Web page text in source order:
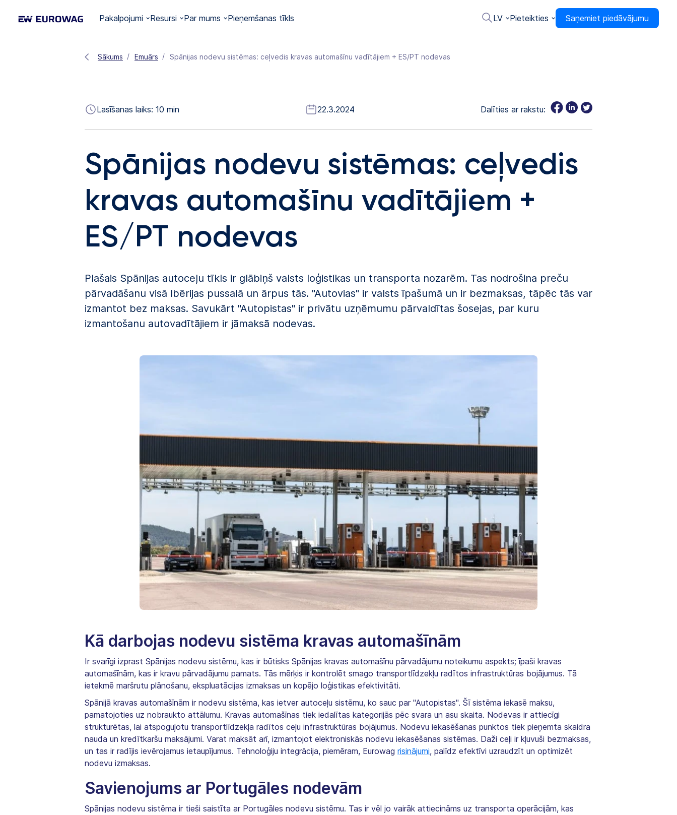
Pakalpojumi Resursi Par mums Pieņemšanas tīkls LV Pieteikties Saņemiet piedāvājumu
Sākums Emuārs Spānijas nodevu sistēmas: ceļvedis kravas automašīnu vadītājiem + ES/PT nodevas
Lasīšanas laiks: 10 min 22.3.2024 Dalīties ar rakstu:
Spānijas nodevu sistēmas: ceļvedis
kravas automašīnu vadītājiem +
ES/PT nodevas
Plašais Spānijas autoceļu tīkls ir glābiņš valsts loģistikas un transporta nozarēm. Tas nodrošina preču
pārvadāšanu visā Ibērijas pussalā un ārpus tās. "Autovias" ir valsts īpašumā un ir bezmaksas, tāpēc tās var
izmantot bez maksas. Savukārt "Autopistas" ir privātu uzņēmumu pārvaldītas šosejas, par kuru
izmantošanu autovadītājiem ir jāmaksā nodevas.
Kā darbojas nodevu sistēma kravas automašīnām
Ir svarīgi izprast Spānijas nodevu sistēmu, kas ir būtisks Spānijas kravas automašīnu pārvadājumu noteikumu aspekts; īpaši kravas
automašīnām, kas ir kravu pārvadājumu pamats. Tās mērķis ir kontrolēt smago transportlīdzekļu radītos infrastruktūras bojājumus. Tā
ietekmē maršrutu plānošanu, ekspluatācijas izmaksas un kopējo loģistikas efektivitāti.
Spānijā kravas automašīnām ir nodevu sistēma, kas ietver autoceļu sistēmu, ko sauc par "Autopistas". Šī sistēma iekasē maksu,
pamatojoties uz nobraukto attālumu. Kravas automašīnas tiek iedalītas kategorijās pēc svara un asu skaita. Nodevas ir attiecīgi
strukturētas, lai atspoguļotu transportlīdzekļa radītos ceļu infrastruktūras bojājumus. Nodevu iekasēšanas punktos tiek pieņemta skaidra
nauda un kredītkaršu maksājumi. Varat maksāt arī, izmantojot elektroniskās nodevu iekasēšanas sistēmas. Daži ceļi ir kļuvuši bezmaksas,
un tas ir radījis ievērojamus ietaupījumus. Tehnoloģiju integrācija, piemēram, Eurowag risinājumi, palīdz efektīvi uzraudzīt un optimizēt
nodevu izmaksas.
Savienojums ar Portugāles nodevām
Spānijas nodevu sistēma ir tieši saistīta ar Portugāles nodevu sistēmu. Tas ir vēl jo vairāk attiecināms uz transporta operācijām, kas